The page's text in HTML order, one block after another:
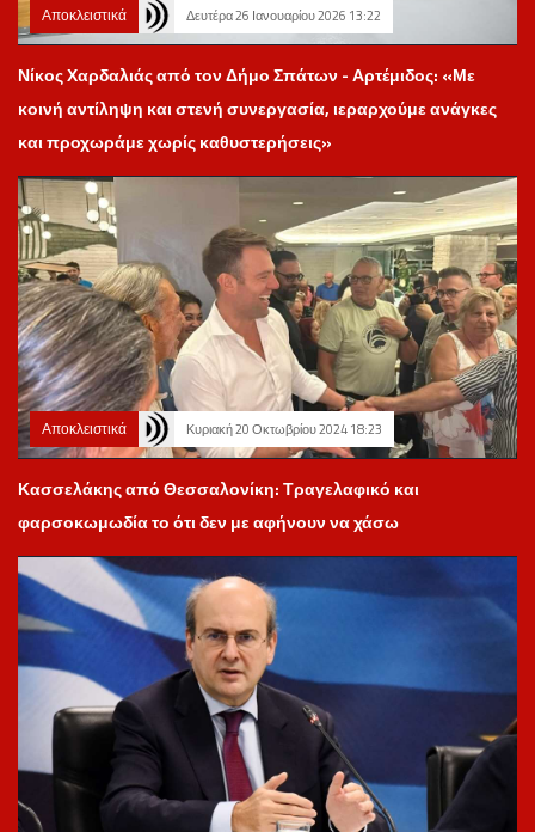
Αποκλειστικά Δευτέρα 26 Ιανουαρίου 2026 13:22
Νίκος Χαρδαλιάς από τον Δήμο Σπάτων - Αρτέμιδος: «Με
κοινή αντίληψη και στενή συνεργασία, ιεραρχούμε ανάγκες
και προχωράμε χωρίς καθυστερήσεις»
Αποκλειστικά Κυριακή 20 Οκτωβρίου 2024 18:23
Κασσελάκης από Θεσσαλονίκη: Τραγελαφικό και
φαρσοκωμωδία το ότι δεν με αφήνουν να χάσω